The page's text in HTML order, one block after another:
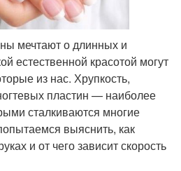
мечтают о длинных и
естественной красотой могут
из нас. Хрупкость,
пластин — наиболее
сталкиваются многие
выяснить, как
и от чего зависит скорость